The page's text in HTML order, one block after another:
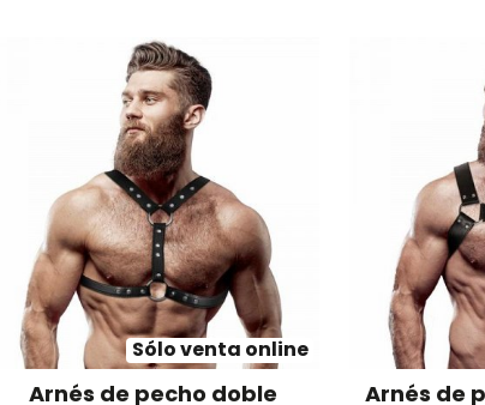
Sólo venta online
Arnés de pecho doble
Arnés de